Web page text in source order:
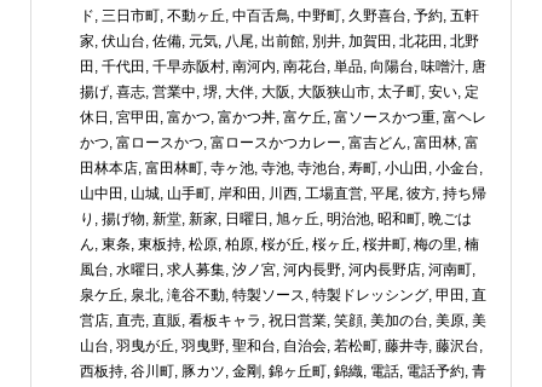
ド, 三日市町, 不動ヶ丘, 中百舌鳥, 中野町, 久野喜台, 予約, 五軒
家, 伏山台, 佐備, 元気, 八尾, 出前館, 別井, 加賀田 , 北花田 , 北野
田 , 千代田 , 千早赤阪村, 南河内, 南花台, 単品, 向陽台, 味噌汁, 唐
揚げ, 喜志, 営業中, 堺, 大伴, 大阪 , 大阪狭山市, 太子町, 安い, 定
休日 , 宮甲田 , 富かつ, 富かつ丼, 富ケ丘, 富ソースかつ重, 富ヘレ
かつ, 富ロースかつ, 富ロースかつカレー, 富吉どん, 富田林, 富
田林本店, 富田林町, 寺ヶ池, 寺池, 寺池台, 寿町, 小山田 , 小金台,
山中田 , 山城, 山手町, 岸和田 , 川西, 工場直営, 平尾, 彼方, 持ち帰
り , 揚げ物, 新堂, 新家, 日曜日 , 旭ヶ丘, 明治池, 昭和町, 晩ごは
ん, 東条, 東板持, 松原, 柏原, 桜が丘, 桜ヶ丘, 桜井町, 梅の里, 楠
風台, 水曜日 , 求人募集, 汐ノ宮, 河内長野, 河内長野店, 河南町,
泉ケ丘, 泉北, 滝谷不動, 特製ソース, 特製ドレッシング, 甲田 , 直
営店, 直売, 直販 , 看板キャラ , 祝日営業, 笑顔, 美加の台, 美原, 美
山台, 羽曳が丘, 羽曳野, 聖和台, 自治会, 若松町, 藤井寺, 藤沢台,
西板持, 谷川町, 豚カツ, 金剛 , 錦ヶ丘町, 錦織, 電話, 電話予約, 青